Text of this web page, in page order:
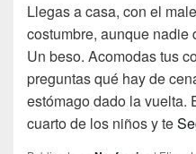
Llegas a casa, con el
costumbre, aunque nadie
Un beso. Acomodas tus
preguntas qué hay de
estómago dado la vuelta.
cuarto de los niños y te